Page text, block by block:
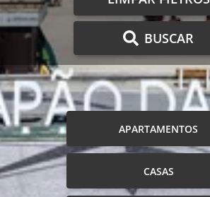
BUSCAR
APARTAMENTOS
CASAS